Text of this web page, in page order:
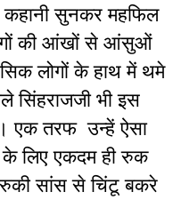
कहानी सुनकर महफिल
की आंखों से आंसुओं
लोगों के हाथ में थमे
सिंहराजजी भी इस
एक तरफ उन्हें ऐसा
लिए एकदम ही रुक
सांस से चिंटू बकरे